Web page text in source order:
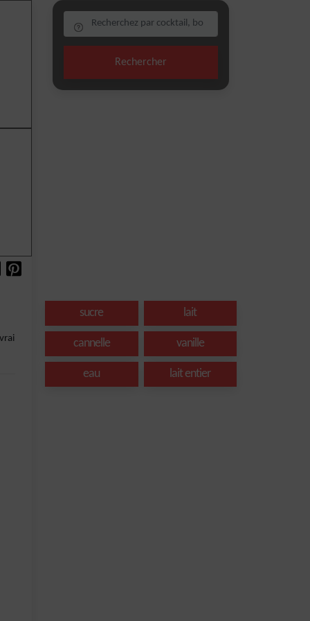
Rechercher
sucre lait
cannelle vanille
eau lait entier